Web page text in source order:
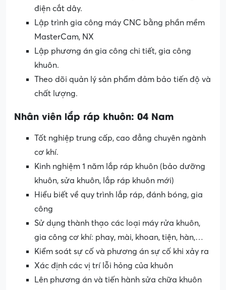
điện cắt dây.
Lập trình gia công máy CNC bằng phần mềm
MasterCam, NX
Lập phương án gia công chi tiết, gia công
khuôn.
Theo dõi quản lý sản phẩm đảm bảo tiến độ và
chất lượng.
Nhân viên lắp ráp khuôn: 04 Nam
Tốt nghiệp trung cấp, cao đẳng chuyên ngành
cơ khí.
Kinh nghiệm 1 năm lắp ráp khuôn (bảo dưỡng
khuôn, sửa khuôn, lắp ráp khuôn mới)
Hiểu biết về quy trình lắp ráp, đánh bóng, gia
công
Sử dụng thành thạo các loại máy rửa khuôn,
gia công cơ khí: phay, mài, khoan, tiện, hàn,…
Kiểm soát sự cố và phương án sự cố khi xảy ra
Xác định các vị trí lỗi hỏng của khuôn
Lên phương án và tiến hành sửa chữa khuôn